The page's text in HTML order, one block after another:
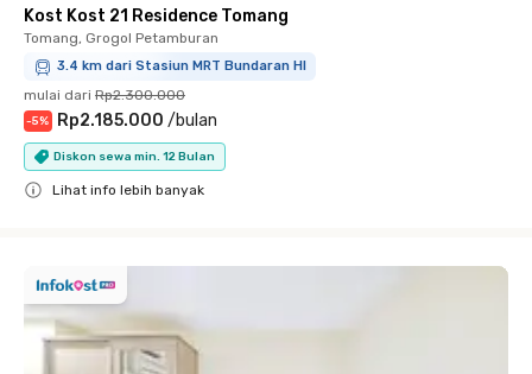
Kost Kost 21 Residence Tomang
Tomang, Grogol Petamburan
3.4 km dari Stasiun MRT Bundaran HI
mulai dari Rp2.300.000
-5% Rp2.185.000 /bulan
Diskon sewa min. 12 Bulan
Lihat info lebih banyak